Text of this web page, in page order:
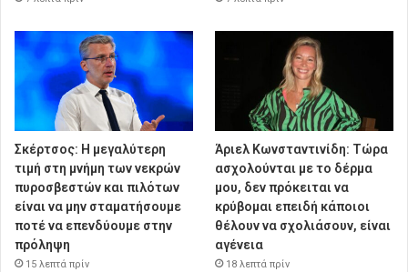
Σκέρτσος: Η μεγαλύτερη
τιμή στη μνήμη των νεκρών
πυροσβεστών και πιλότων
είναι να μην σταματήσουμε
ποτέ να επενδύουμε στην
πρόληψη
15 λεπτά πρίν
Άριελ Κωνσταντινίδη: Τώρα
ασχολούνται με το δέρμα
μου, δεν πρόκειται να
κρύβομαι επειδή κάποιοι
θέλουν να σχολιάσουν, είναι
αγένεια
18 λεπτά πρίν